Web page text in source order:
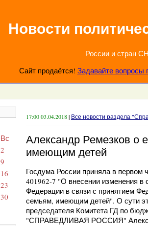
Новости
России и стран
Сайт продаётся! Задавайте вопросы
17:00 03.04.2018| Все новости раздела
Александр Ремезков о
имеющим детей
Госдума России приняла в первом
401962-7 "О внесении изменения в
Федерации в связи с принятием
семьям, имеющим детей". О сути
председателя Комитета ГД по
"СПРАВЕДЛИВАЯ РОССИЯ"
Вс
2
9
16
23
30